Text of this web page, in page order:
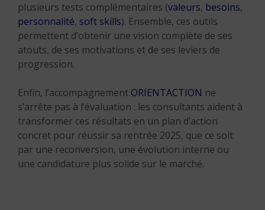
plusieurs tests complémentaires (valeurs, besoins,
personnalité, soft skills). Ensemble, ces outils
permettent d’obtenir une vision complète de ses
atouts, de ses motivations et de ses leviers de
progression.
Enfin, l’accompagnement ORIENTACTION ne
s’arrête pas à l’évaluation : les consultants aident à
transformer ces résultats en un plan d’action
concret pour réussir sa rentrée 2025, que ce soit
par une reconversion, une évolution interne ou
une candidature plus solide sur le marché.